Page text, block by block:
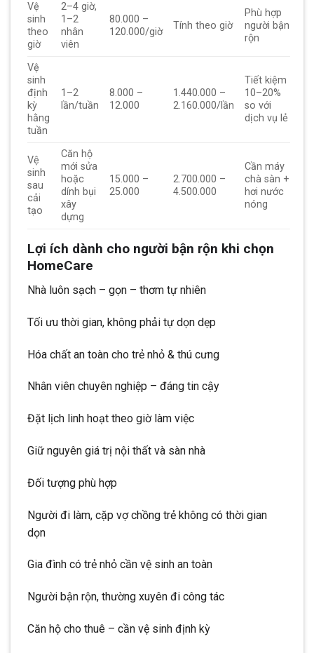
Vệ
sinh
theo
giờ
2–4 giờ,
1–2
nhân
viên
80.000 –
120.000/giờ
Tính theo giờ
Phù hợp
người bận
rộn
Vệ
sinh
định
kỳ
hằng
tuần
1–2
lần/tuần
8.000 –
12.000
1.440.000 –
2.160.000/lần
Tiết kiệm
10–20%
so với
dịch vụ lẻ
Vệ
sinh
sau
cải
tạo
Căn hộ
mới sửa
hoặc
dính bụi
xây
dựng
15.000 –
25.000
2.700.000 –
4.500.000
Cần máy
chà sàn +
hơi nước
nóng
Lợi ích dành cho người bận rộn khi chọn
HomeCare
Nhà luôn sạch – gọn – thơm tự nhiên
Tối ưu thời gian, không phải tự dọn dẹp
Hóa chất an toàn cho trẻ nhỏ & thú cưng
Nhân viên chuyên nghiệp – đáng tin cậy
Đặt lịch linh hoạt theo giờ làm việc
Giữ nguyên giá trị nội thất và sàn nhà
Đối tượng phù hợp
Người đi làm, cặp vợ chồng trẻ không có thời gian
dọn
Gia đình có trẻ nhỏ cần vệ sinh an toàn
Người bận rộn, thường xuyên đi công tác
Căn hộ cho thuê – cần vệ sinh định kỳ